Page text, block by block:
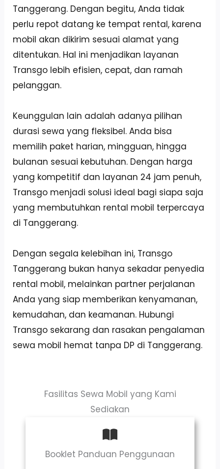
Tanggerang. Dengan begitu, Anda tidak
perlu repot datang ke tempat rental, karena
mobil akan dikirim sesuai alamat yang
ditentukan. Hal ini menjadikan layanan
Transgo lebih efisien, cepat, dan ramah
pelanggan.
Keunggulan lain adalah adanya pilihan
durasi sewa yang fleksibel. Anda bisa
memilih paket harian, mingguan, hingga
bulanan sesuai kebutuhan. Dengan harga
yang kompetitif dan layanan 24 jam penuh,
Transgo menjadi solusi ideal bagi siapa saja
yang membutuhkan rental mobil terpercaya
di Tanggerang.
Dengan segala kelebihan ini, Transgo
Tanggerang bukan hanya sekadar penyedia
rental mobil, melainkan partner perjalanan
Anda yang siap memberikan kenyamanan,
kemudahan, dan keamanan. Hubungi
Transgo sekarang dan rasakan pengalaman
sewa mobil hemat tanpa DP di Tanggerang.
Fasilitas Sewa Mobil yang Kami
Sediakan
Booklet Panduan Penggunaan